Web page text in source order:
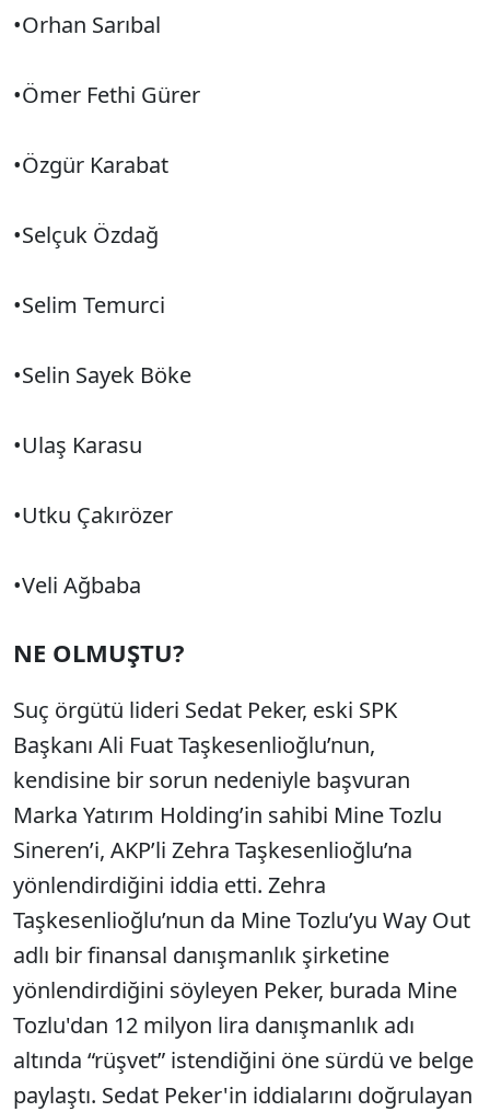
•Orhan Sarıbal
•Ömer Fethi Gürer
•Özgür Karabat
•Selçuk Özdağ
•Selim Temurci
•Selin Sayek Böke
•Ulaş Karasu
•Utku Çakırözer
•Veli Ağbaba
NE OLMUŞTU?
Suç örgütü lideri Sedat Peker, eski SPK
Başkanı Ali Fuat Taşkesenlioğlu’nun,
kendisine bir sorun nedeniyle başvuran
Marka Yatırım Holding’in sahibi Mine Tozlu
Sineren’i, AKP’li Zehra Taşkesenlioğlu’na
yönlendirdiğini iddia etti. Zehra
Taşkesenlioğlu’nun da Mine Tozlu’yu Way Out
adlı bir finansal danışmanlık şirketine
yönlendirdiğini söyleyen Peker, burada Mine
Tozlu'dan 12 milyon lira danışmanlık adı
altında “rüşvet” istendiğini öne sürdü ve belge
paylaştı. Sedat Peker'in iddialarını doğrulayan